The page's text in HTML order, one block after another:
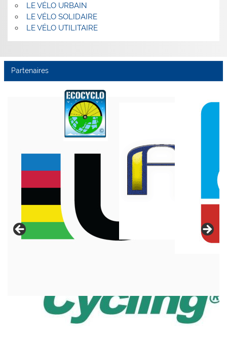
LE VÉLO URBAIN
LE VÉLO SOLIDAIRE
LE VÉLO UTILITAIRE
Partenaires